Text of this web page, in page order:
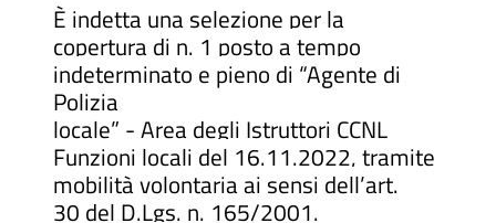
È indetta una selezione per la
copertura di n. 1 posto a tempo
indeterminato e pieno di “Agente di
Polizia
locale” - Area degli Istruttori CCNL
Funzioni locali del 16.11.2022, tramite
mobilità volontaria ai sensi dell’art.
30 del D.Lgs. n. 165/2001.